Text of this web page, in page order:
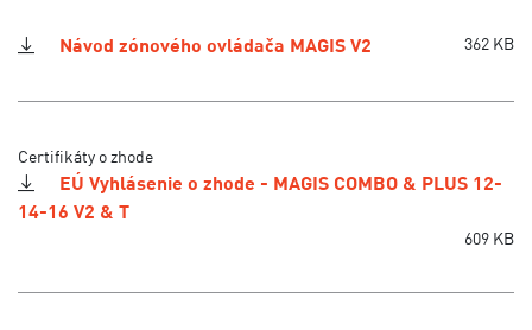
Návod zónového ovládača MAGIS V2 362 KB
Certifikáty o zhode
EÚ Vyhlásenie o zhode - MAGIS COMBO & PLUS 12-
14-16 V2 & T
609 KB